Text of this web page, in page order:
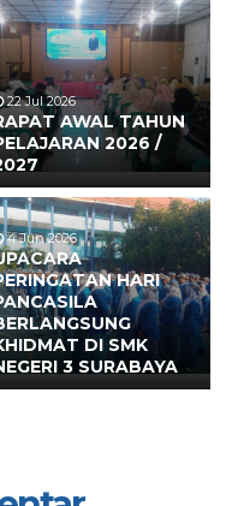
22 Jul 2026
AWAL TAHUN
2026 /
4 Jun 2026
HARI
DI SMK
3 SURABAYA